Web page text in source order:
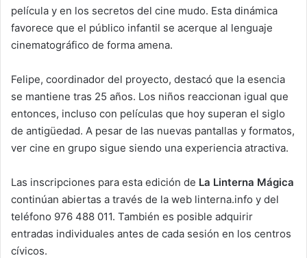
película y en los secretos del cine mudo. Esta dinámica
favorece que el público infantil se acerque al lenguaje
cinematográfico de forma amena.
Felipe, coordinador del proyecto, destacó que la esencia
se mantiene tras 25 años. Los niños reaccionan igual que
entonces, incluso con películas que hoy superan el siglo
de antigüedad. A pesar de las nuevas pantallas y formatos,
ver cine en grupo sigue siendo una experiencia atractiva.
Las inscripciones para esta edición de La Linterna Mágica
continúan abiertas a través de la web linterna.info y del
teléfono 976 488 011. También es posible adquirir
entradas individuales antes de cada sesión en los centros
cívicos.